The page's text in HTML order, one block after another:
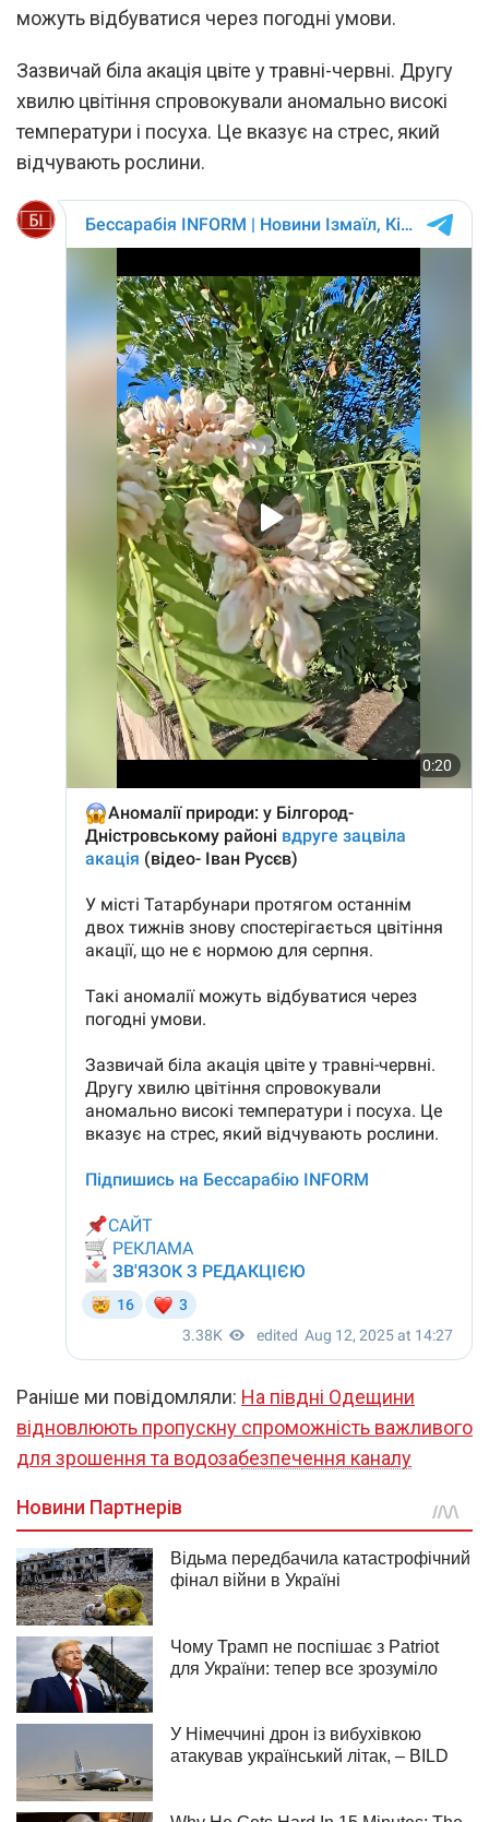
можуть відбуватися через погодні умови.
Зазвичай біла акація цвіте у травні-червні. Другу
хвилю цвітіння спровокували аномально високі
температури і посуха. Це вказує на стрес, який
відчувають рослини.
Раніше ми повідомляли: На півдні Одещини
відновлюють пропускну спроможність важливого
для зрошення та водозабезпечення каналу